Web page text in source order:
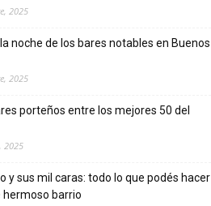
2025
noche de los bares notables en Buenos
2025
porteños entre los mejores 50 del
2025
y sus mil caras: todo lo que podés hacer
hermoso barrio